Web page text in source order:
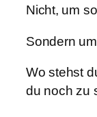
Nicht, um
Sondern
Wo stehst
du noch zu